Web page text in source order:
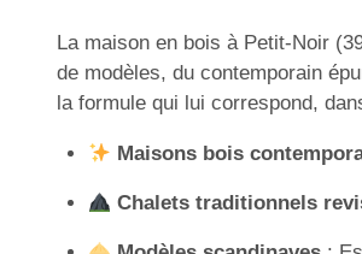
La maison en bois à Petit-Noir
de modèles, du contemporain
la formule qui lui correspond,
Maisons bois
Chalets traditionnels